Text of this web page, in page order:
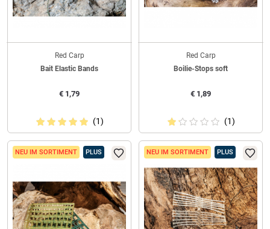
Red Carp
Bait Elastic Bands
€ 1,79
(1)
Red Carp
Boilie-Stops soft
€ 1,89
(1)
NEU IM SORTIMENT PLUS NEU IM SORTIMENT PLUS